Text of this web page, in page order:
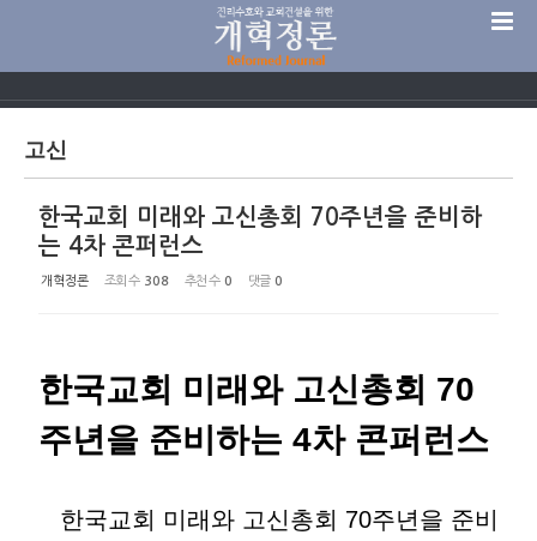
고신
한국교회 미래와 고신총회 70주년을 준비하
는 4차 콘퍼런스
개혁정론 조회 수 308 추천 수 0 댓글 0
한국교회 미래와 고신총회 70
주년을 준비하는 4차 콘퍼런스
한국교회 미래와 고신총회 70주년을 준비
Sketchbook5, 스케치북5
Sketchbook5, 스케치북5